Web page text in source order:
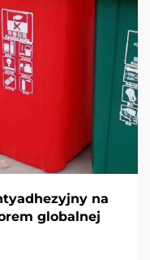
na
globalnej